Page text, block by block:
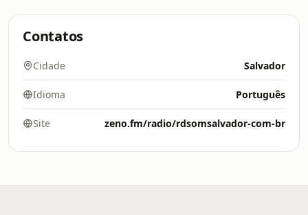
Contatos
Cidade Salvador
Idioma Português
Site zeno.fm/radio/rdsomsalvador-com-br